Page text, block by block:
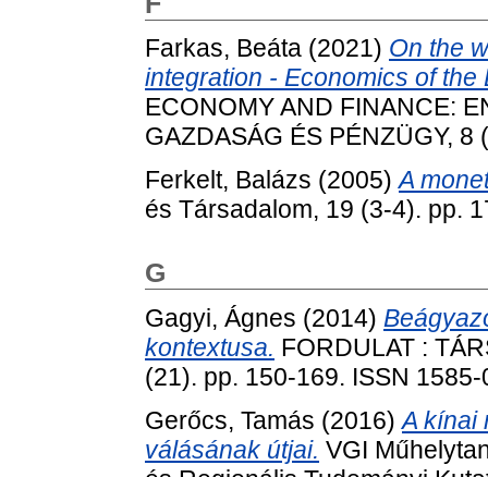
Farkas, Beáta (2021) On the
integration - Economics of
ECONOMY AND FINANCE:
GAZDASÁG ÉS PÉNZÜGY,
Ferkelt, Balázs (2005)A
és Társadalom, 19 (3-4). pp.
G
Gagyi, Ágnes (2014)
kontextusa. FORDULAT :
(21). pp. 150-169. ISSN
Gerőcs, Tamás (2016)A kínai
válásának útjai. VGI